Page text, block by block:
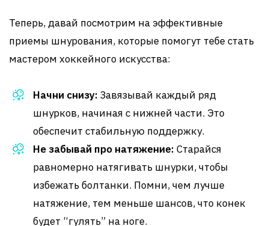
Теперь, давай посмотрим на эффективные
приемы шнурования, которые помогут тебе стать
мастером хоккейного искусства:
Начни снизу: Завязывай каждый ряд
шнурков, начиная с нижней части. Это
обеспечит стабильную поддержку.
Не забывай про натяжение: Старайся
равномерно натягивать шнурки, чтобы
избежать болтанки. Помни, чем лучше
натяжение, тем меньше шансов, что конек
будет “гулять” на ноге.